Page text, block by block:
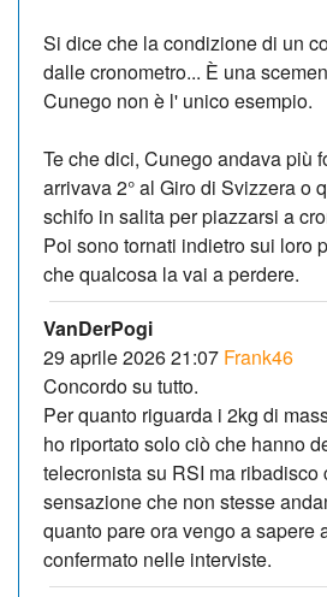
Si dice che la condizione di un
dalle cronometro... È una
Cunego non è l' unico esempio.
Te che dici, Cunego andava più
arrivava 2° al Giro di Svizzera o
schifo in salita per piazzarsi a
Poi sono tornati indietro sui loro
che qualcosa la vai a perdere.
VanDerPogi
29 aprile 2026 21:07 Frank46
Concordo su tutto.
Per quanto riguarda i 2kg di
ho riportato solo ciò che hanno
telecronista su RSI ma ribadisco
sensazione che non stesse
quanto pare ora vengo a sapere
confermato nelle interviste.